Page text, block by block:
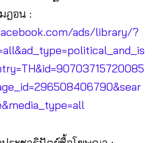
ฎอน :
ads/library/?